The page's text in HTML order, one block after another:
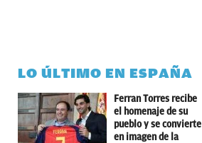
LO ÚLTIMO EN ESPAÑA
Ferran Torres recibe
el homenaje de su
pueblo y se convierte
en imagen de la